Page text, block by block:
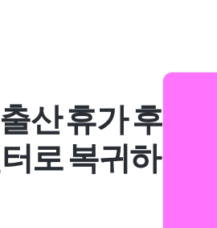
산 휴가 후
로 복귀하